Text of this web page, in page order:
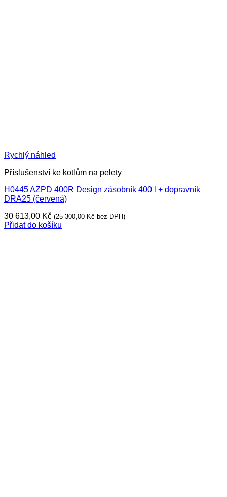
Rychlý náhled
Příslušenství ke kotlům na pelety
H0445 AZPD 400R Design zásobník 400 l + dopravník
DRA25 (červená)
30 613,00 Kč (25 300,00 Kč bez DPH)
Přidat do košíku